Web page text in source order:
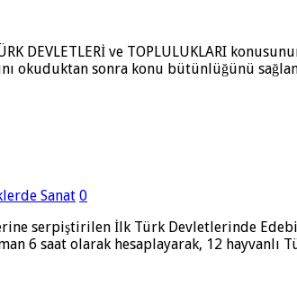
DEVLETLERİ ve TOPLULUKLARI
okuduktan sonra konu bütünlüğünü
Sanat 0
serpiştirilen İlk Türk Devletlerinde
6 saat olarak hesaplayarak, 12